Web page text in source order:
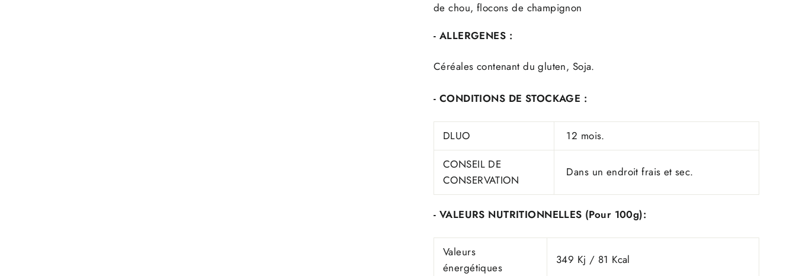
de chou, flocons de champignon
- ALLERGENES :
Céréales contenant du gluten, Soja.
- CONDITIONS DE STOCKAGE :
DLUO
12 mois.
CONSEIL DE
CONSERVATION
Dans un endroit frais et sec.
- VALEURS NUTRITIONNELLES (Pour 100g):
Valeurs
énergétiques
349 Kj / 81 Kcal